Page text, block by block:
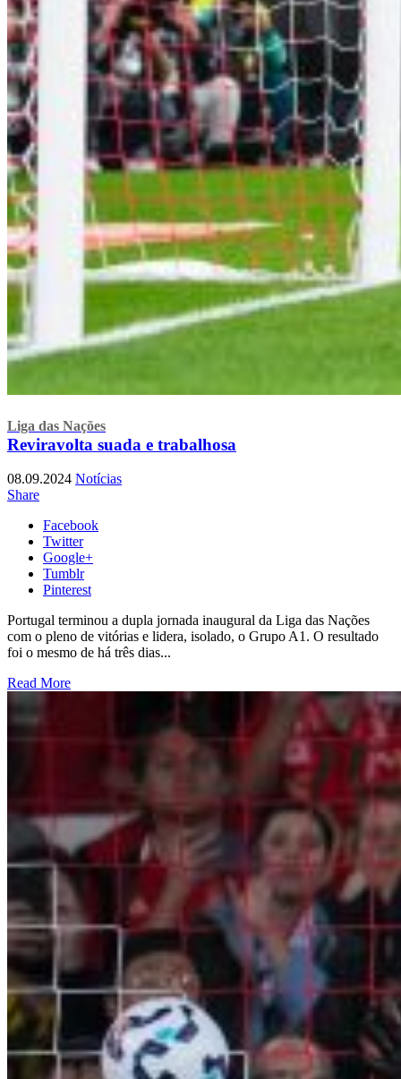
Liga das Nações
Reviravolta suada e trabalhosa
08.09.2024 Notícias
Share
Facebook
Twitter
Google+
Tumblr
Pinterest
Portugal terminou a dupla jornada inaugural da Liga das Nações
com o pleno de vitórias e lidera, isolado, o Grupo A1. O resultado
foi o mesmo de há três dias...
Read More